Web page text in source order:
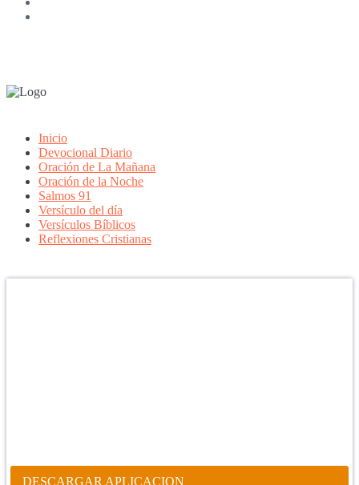
Inicio
Devocional Diario
Oración de La Mañana
Oración de la Noche
Salmos 91
Versículo del día
Versículos Bíblicos
Reflexiones Cristianas
DESCARGAR APLICACION